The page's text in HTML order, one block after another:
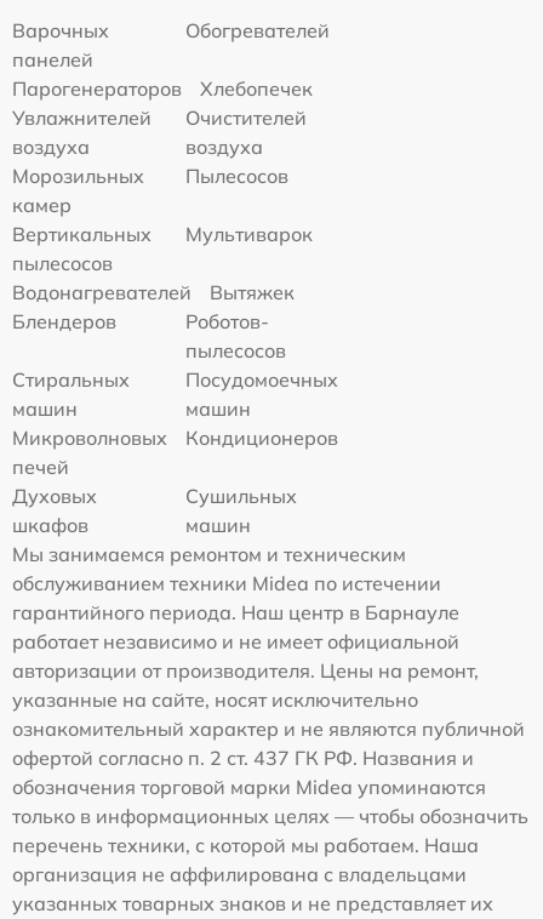
Варочных
панелей
Обогревателей
Парогенераторов
Хлебопечек
Увлажнителей
воздуха
Очистителей
воздуха
Морозильных
камер
Пылесосов
Вертикальных
пылесосов
Мультиварок
Водонагревателей
Вытяжек
Блендеров
Роботов-
пылесосов
Стиральных
машин
Посудомоечных
машин
Микроволновых
печей
Кондиционеров
Духовых
шкафов
Сушильных
машин
Мы занимаемся ремонтом и техническим
обслуживанием техники Midea по истечении
гарантийного периода. Наш центр в Барнауле
работает независимо и не имеет официальной
авторизации от производителя. Цены на ремонт,
указанные на сайте, носят исключительно
ознакомительный характер и не являются публичной
офертой согласно п. 2 ст. 437 ГК РФ. Названия и
обозначения торговой марки Midea упоминаются
только в информационных целях — чтобы обозначить
перечень техники, с которой мы работаем. Наша
организация не аффилирована с владельцами
указанных товарных знаков и не представляет их